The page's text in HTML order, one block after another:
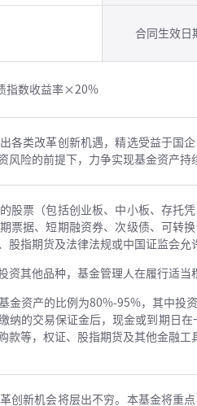
合同生效日
指数收益率×20%
各类改革创新机遇，精选受益于国
风险的前提下，力争实现基金资产持
股票（包括创业板、中小板、存托
票据、短期融资券、次级债、可转
股指期货及法律法规或中国证监会允
资其他品种，基金管理人在履行适当
金资产的比例为80%-95%，其中投
纳的交易保证金后，现金或到期日
款等，权证、股指期货及其他金融工
创新机会将层出不穷。本基金将重